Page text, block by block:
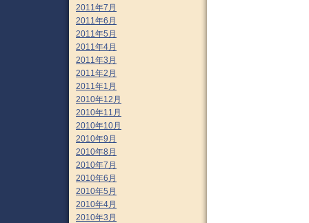
2011年7月
2011年6月
2011年5月
2011年4月
2011年3月
2011年2月
2011年1月
2010年12月
2010年11月
2010年10月
2010年9月
2010年8月
2010年7月
2010年6月
2010年5月
2010年4月
2010年3月